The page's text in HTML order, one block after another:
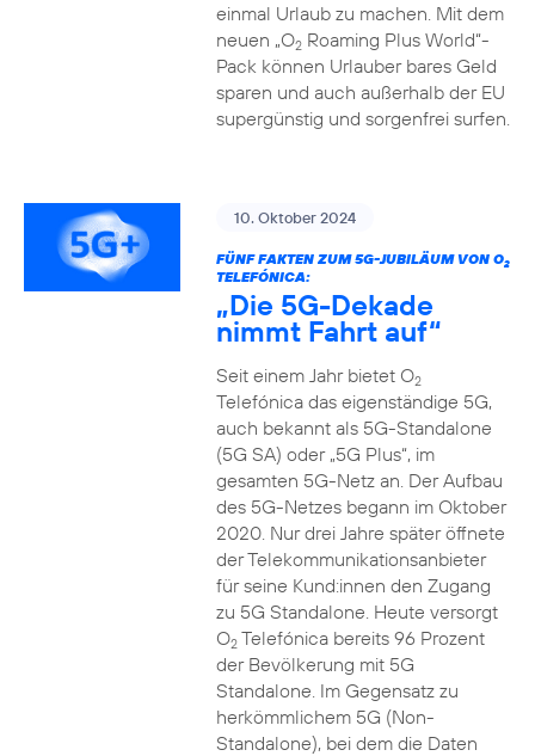
einmal Urlaub zu machen. Mit dem
neuen „O2Roaming Plus World“-
Pack können Urlauber bares Geld
sparen und auch außerhalb der EU
supergünstig und sorgenfrei surfen.
10. Oktober 2024
FÜNF FAKTEN ZUM 5G-JUBILÄUM VON O2
TELEFÓNICA:
„Die 5G-Dekade
nimmt Fahrt auf“
Seit einem Jahr bietet O2
Telefónica das eigenständige 5G,
auch bekannt als 5G-Standalone
(5G SA) oder „5G Plus“, im
gesamten 5G-Netz an. Der Aufbau
des 5G-Netzes begann im Oktober
2020. Nur drei Jahre später öffnete
der Telekommunikationsanbieter
für seine Kund:innen den Zugang
zu 5G Standalone. Heute versorgt
O2Telefónica bereits 96 Prozent
der Bevölkerung mit 5G
Standalone. Im Gegensatz zu
herkömmlichem 5G (Non-
Standalone), bei dem die Daten